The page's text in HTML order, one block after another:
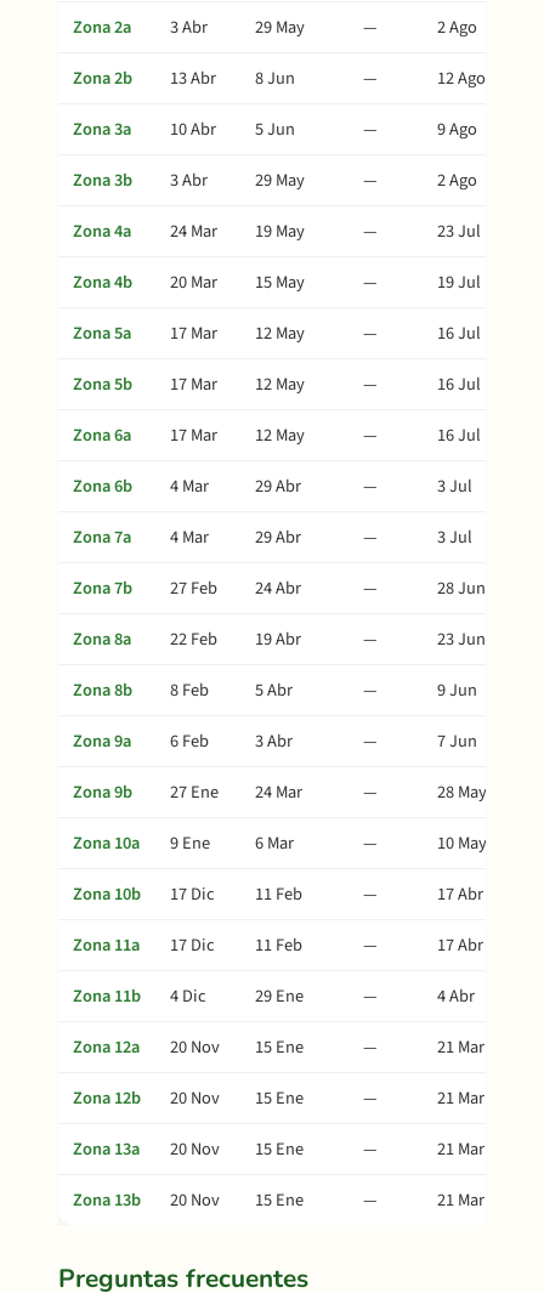
Zona 2a
3 Abr 29 May —
2 Ago
Zona 2b
13 Abr 8 Jun —
12 Ago
Zona 3a
10 Abr 5 Jun —
9 Ago
Zona 3b
3 Abr 29 May —
2 Ago
Zona 4a
24 Mar 19 May —
23 Jul
Zona 4b
20 Mar 15 May —
19 Jul
Zona 5a
17 Mar 12 May —
16 Jul
Zona 5b
17 Mar 12 May —
16 Jul
Zona 6a
17 Mar 12 May —
16 Jul
Zona 6b
4 Mar 29 Abr —
3 Jul
Zona 7a
4 Mar 29 Abr —
3 Jul
Zona 7b
27 Feb 24 Abr —
28 Jun
Zona 8a
22 Feb 19 Abr —
23 Jun
Zona 8b
8 Feb 5 Abr —
9 Jun
Zona 9a
6 Feb 3 Abr —
7 Jun
Zona 9b
27 Ene 24 Mar —
28 May
Zona 10a
9 Ene 6 Mar —
10 May
Zona 10b
17 Dic 11 Feb —
17 Abr
Zona 11a
17 Dic 11 Feb —
17 Abr
Zona 11b
4 Dic 29 Ene —
4 Abr
Zona 12a
20 Nov 15 Ene —
21 Mar
Zona 12b
20 Nov 15 Ene —
21 Mar
Zona 13a
20 Nov 15 Ene —
21 Mar
Zona 13b
20 Nov 15 Ene — 21 Mar
Preguntas frecuentes